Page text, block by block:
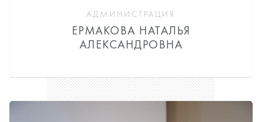
АДМИНИСТРАЦИЯ
ЕРМАКОВА НАТАЛЬЯ
АЛЕКСАНДРОВНА